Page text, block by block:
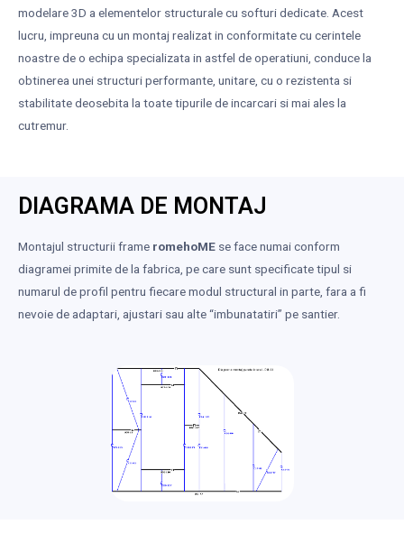
modelare 3D a elementelor structurale cu softuri dedicate. Acest
lucru, impreuna cu un montaj realizat in conformitate cu cerintele
noastre de o echipa specializata in astfel de operatiuni, conduce la
obtinerea unei structuri performante, unitare, cu o rezistenta si
stabilitate deosebita la toate tipurile de incarcari si mai ales la
cutremur.
DIAGRAMA DE MONTAJ
Montajul structurii frame romehoME se face numai conform
diagramei primite de la fabrica, pe care sunt specificate tipul si
numarul de profil pentru fiecare modul structural in parte, fara a fi
nevoie de adaptari, ajustari sau alte “imbunatatiri” pe santier.